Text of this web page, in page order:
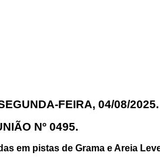
FEIRA, 04/08/2025.
Nº 0495.
em pistas de Grama e Areia